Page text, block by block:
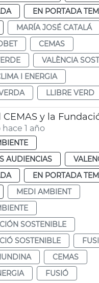
EN PORTADA
MARÍA JOSÉ CATALÁ
CEMAS
VALÈNCIA
I ENERGIA
LLIBRE VERD
1 año
AUDIENCIAS
EN PORTADA
MEDI AMBIENT
SOSTENIBLE
SOSTENIBLE
CEMAS
FUSIÓ